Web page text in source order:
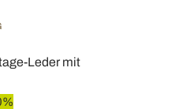
Leder mit